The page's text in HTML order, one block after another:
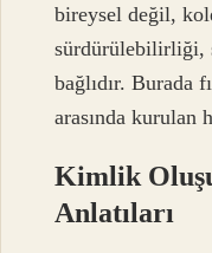
bireysel değil,
sürdürülebilirliği,
bağlıdır. Burada
arasında kurulan
Kimlik
Anlatıları